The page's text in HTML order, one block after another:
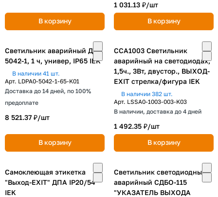
В корзину
1 031.13 ₽/шт
В корзину
Светильник аварийный ДПА
5042-1, 1 ч, универ, IP65 IEK
В наличии 41 шт.
Арт. LDPA0-5042-1-65-K01
Доставка до 14 дней, по 100%
предоплате
8 521.37 ₽/шт
В корзину
ССА1003 Светильник
аварийный на светодиодах,
1,5ч., 3Вт, двустор., ВЫХОД-
EXIT стрелка/фигура IEK
В наличии 382 шт.
Арт. LSSA0-1003-003-K03
В наличии, доставка до 4 дней
1 492.35 ₽/шт
В корзину
Самоклеющая этикетка
"Выход-EXIT" ДПА IP20/54
IEK
Светильник светодиодный
аварийный СДБО-115
"УКАЗАТЕЛЬ ВЫХОДА